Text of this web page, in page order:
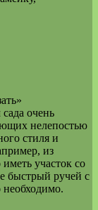
очень
нелепостью
стиля и
из
участок со
быстрый ручей с
необходимо.